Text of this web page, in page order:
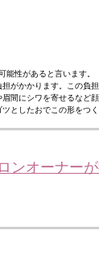
性があると言います。
がかかります。この負
間にシワを寄せるなど
としたおでこの形をつ
ンオーナー